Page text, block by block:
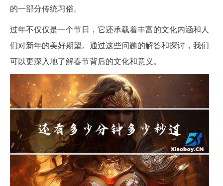
的一部分传统习俗。
过年不仅仅是一个节日，它还承载着丰富的文化内涵和人
们对新年的美好期望。通过这些问题的解答和探讨，我们
可以更深入地了解春节背后的文化和意义。